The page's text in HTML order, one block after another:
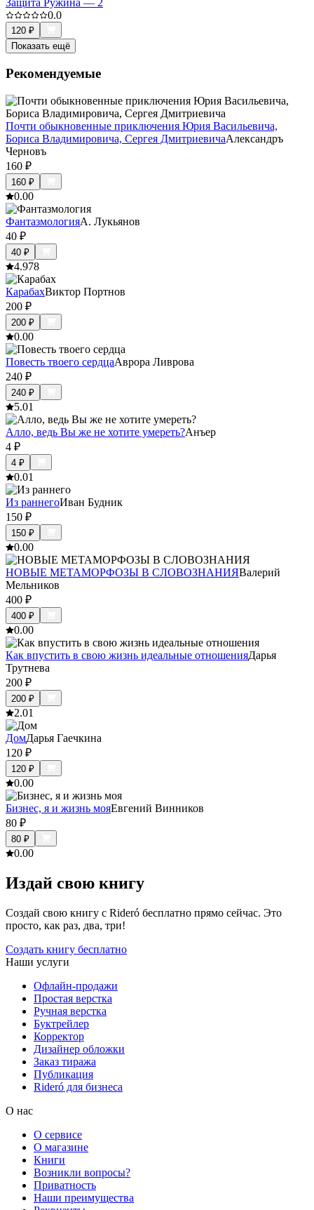
0.0
120 ₽
Показать ещё
Рекомендуемые
Почти обыкновенные приключения Юрия Васильевича,
Бориса Владимировича, Сергея ДмитриевичаАлександръ
Черновъ
160 ₽
160 ₽
0.00
ФантазмологияА. Лукьянов
40 ₽
40 ₽
4.978
КарабахВиктор Портнов
200 ₽
200 ₽
0.00
Повесть твоего сердцаАврора Ливрова
240 ₽
240 ₽
5.01
Алло, ведь Вы же не хотите умереть?Анъер
4 ₽
4 ₽
0.01
Из раннегоИван Будник
150 ₽
150 ₽
0.00
НОВЫЕ МЕТАМОРФОЗЫ В СЛОВОЗНАНИЯВалерий
Мельников
400 ₽
400 ₽
0.00
Как впустить в свою жизнь идеальные отношенияДарья
Трутнева
200 ₽
200 ₽
2.01
ДомДарья Гаечкина
120 ₽
120 ₽
0.00
Бизнес, я и жизнь мояЕвгений Винников
80 ₽
80 ₽
0.00
Издай свою книгу
Создай свою книгу с Rideró бесплатно прямо сейчас. Это
просто, как раз, два, три!
Создать книгу бесплатно
Наши услуги
Офлайн-продажи
Простая верстка
Ручная верстка
Буктрейлер
Корректор
Дизайнер обложки
Заказ тиража
Публикация
Rideró для бизнеса
О нас
О сервисе
О магазине
Книги
Возникли вопросы?
Приватность
Наши преимущества